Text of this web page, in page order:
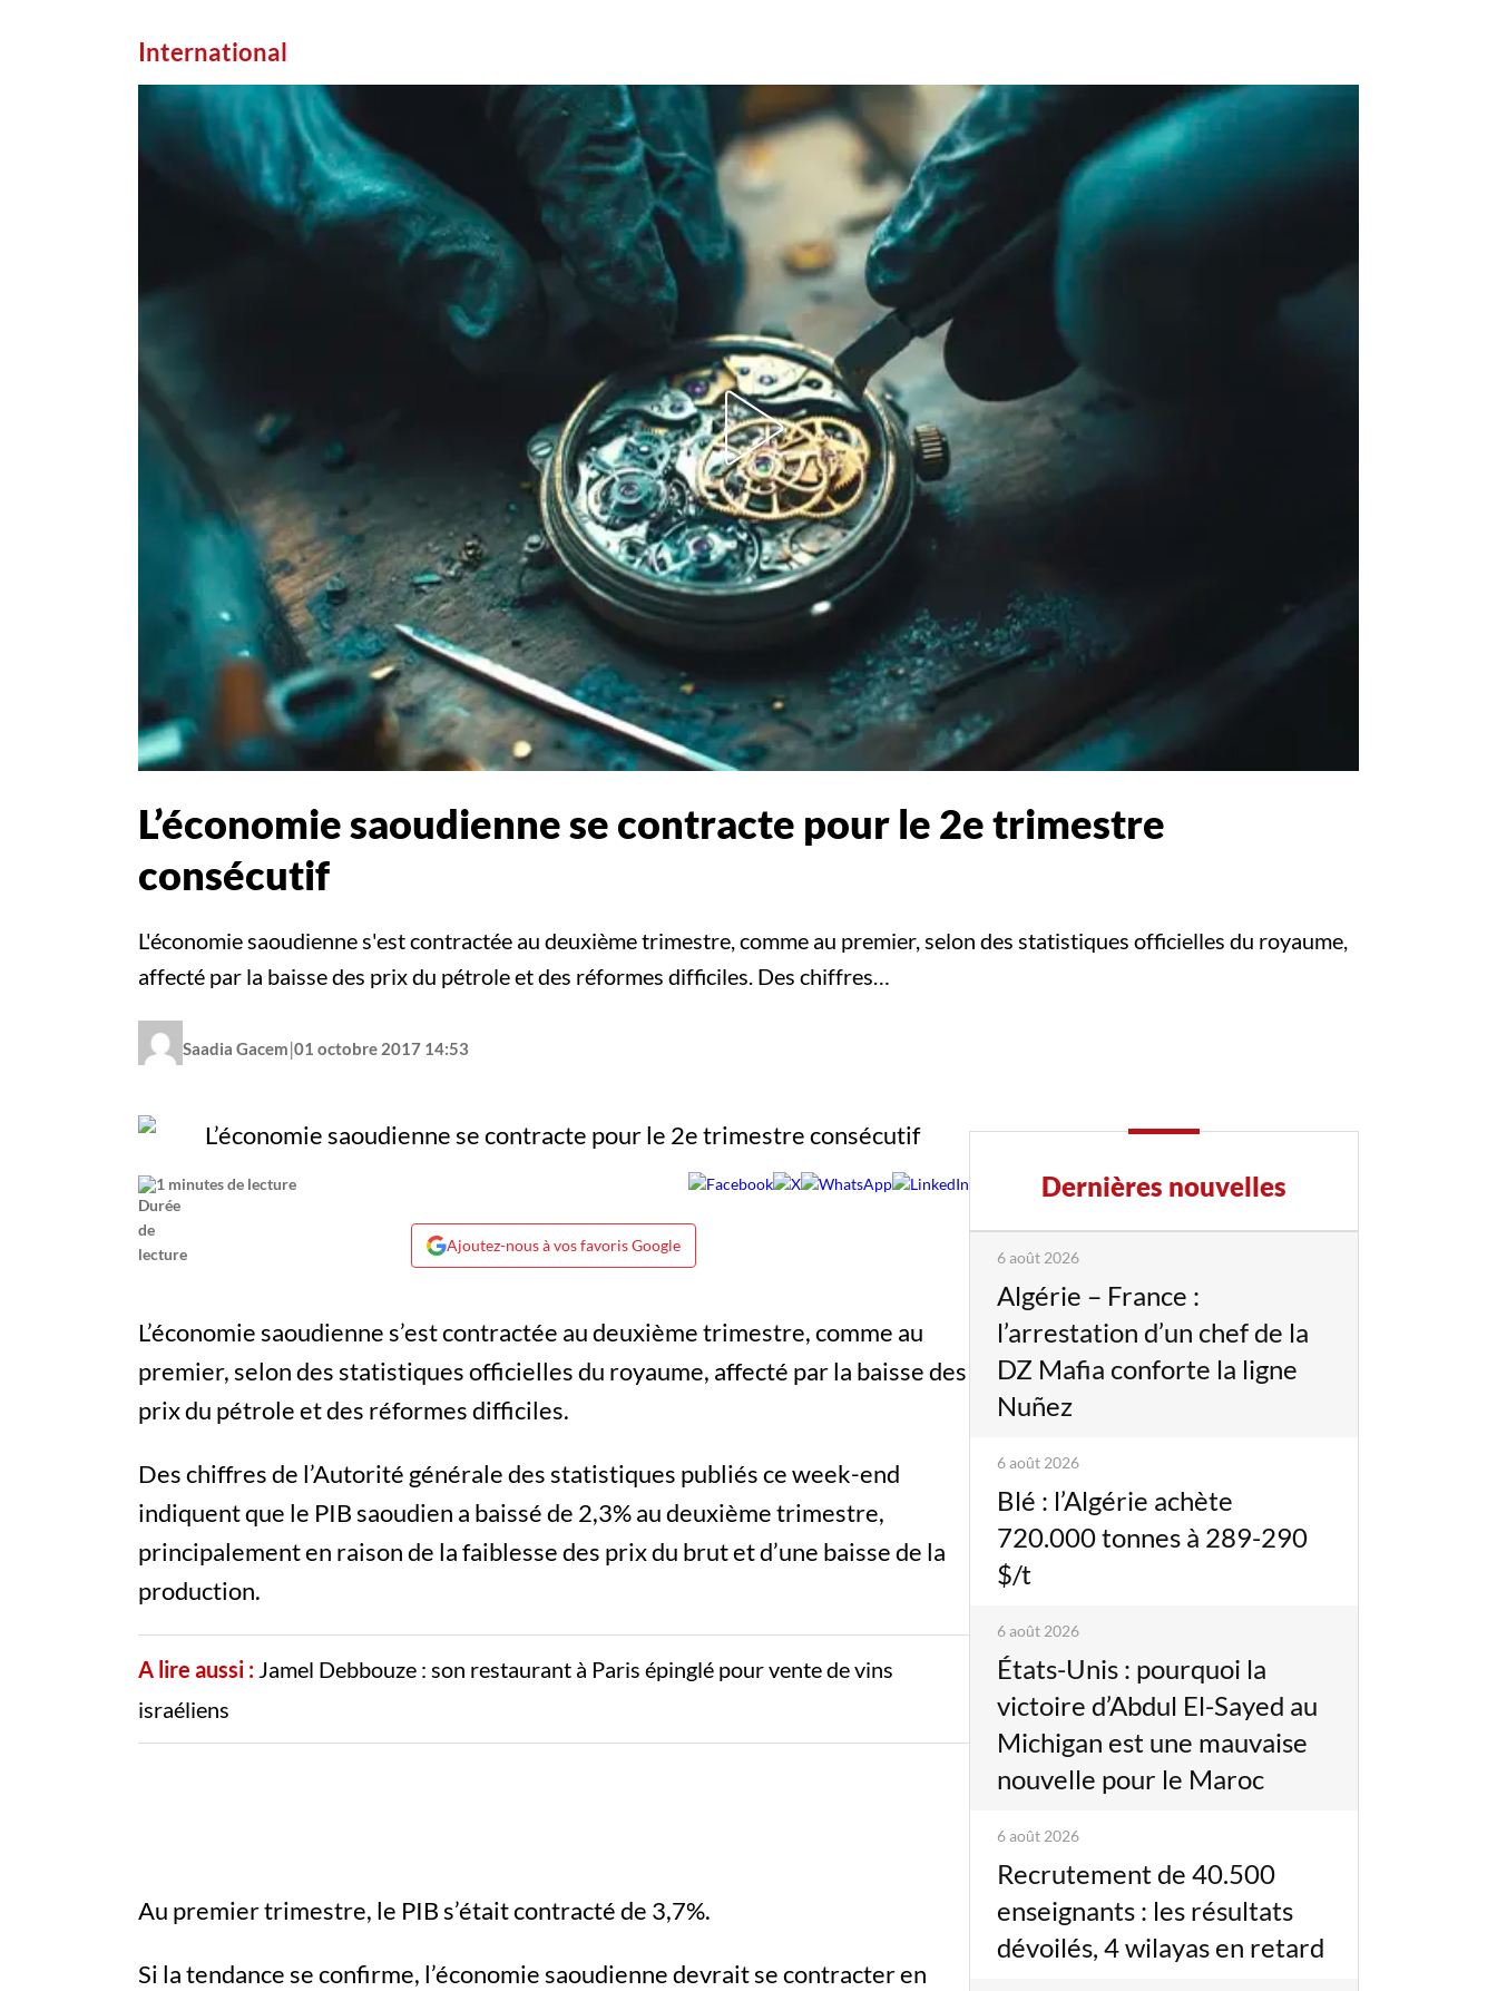
International
L’économie saoudienne se contracte pour le 2e trimestre
consécutif
L'économie saoudienne s'est contractée au deuxième trimestre, comme au premier, selon des statistiques officielles du royaume,
affecté par la baisse des prix du pétrole et des réformes difficiles. Des chiffres…
Saadia Gacem|01 octobre 2017 14:53
1 minutes de lecture
Ajoutez-nous à vos favoris Google
L’économie saoudienne s’est contractée au deuxième trimestre, comme au
premier, selon des statistiques officielles du royaume, affecté par la baisse des
prix du pétrole et des réformes difficiles.
Des chiffres de l’Autorité générale des statistiques publiés ce week-end
indiquent que le PIB saoudien a baissé de 2,3% au deuxième trimestre,
principalement en raison de la faiblesse des prix du brut et d’une baisse de la
production.
A lire aussi : Jamel Debbouze : son restaurant à Paris épinglé pour vente de vins
israéliens
Au premier trimestre, le PIB s’était contracté de 3,7%.
Si la tendance se confirme, l’économie saoudienne devrait se contracter en
Dernières nouvelles
6 août 2026
Algérie – France :
l’arrestation d’un chef de la
DZ Mafia conforte la ligne
Nuñez
6 août 2026
Blé : l’Algérie achète
720.000 tonnes à 289-290
$/t
6 août 2026
États-Unis : pourquoi la
victoire d’Abdul El-Sayed au
Michigan est une mauvaise
nouvelle pour le Maroc
6 août 2026
Recrutement de 40.500
enseignants : les résultats
dévoilés, 4 wilayas en retard